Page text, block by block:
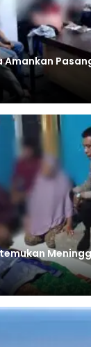
Amankan